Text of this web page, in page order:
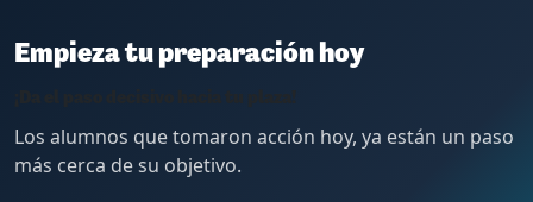
Empieza tu preparación hoy
Los alumnos que tomaron acción hoy, ya están un paso
más cerca de su objetivo.